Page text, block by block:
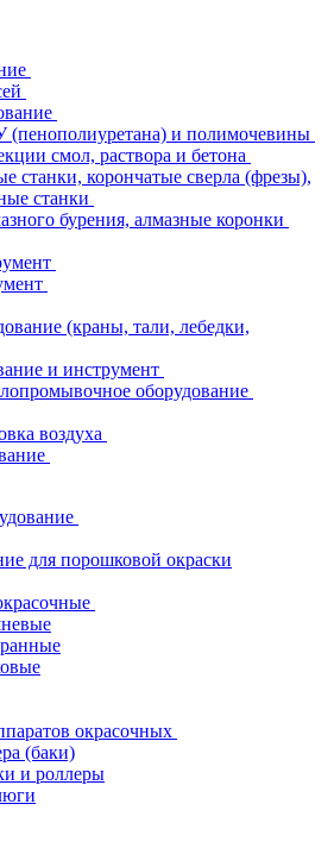
и полимочевины
смол, раствора и бетона
станки, корончатые сверла (фрезы),
станки
бурения, алмазные коронки
(краны, тали, лебедки,
и инструмент
оборудование
воздуха
для порошковой окраски
окрасочных
(баки)
и роллеры